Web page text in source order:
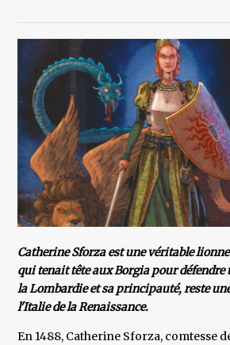
Catherine Sforza est une véritable
qui tenait tête aux Borgia pour défendre
la Lombardie et sa principauté, reste
l'Italie de la Renaissance.
En 1488, Catherine Sforza, comtesse